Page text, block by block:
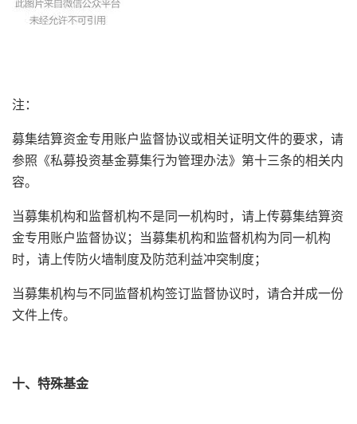
注：
募集结算资金专用账户监督协议或相关证明文件的要求，请
参照《私募投资基金募集行为管理办法》第十三条的相关内
容。
当募集机构和监督机构不是同一机构时，请上传募集结算资
金专用账户监督协议；当募集机构和监督机构为同一机构
时，请上传防火墙制度及防范利益冲突制度；
当募集机构与不同监督机构签订监督协议时，请合并成一份
文件上传。
十、特殊基金